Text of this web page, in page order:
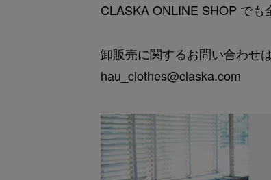
CLASKA ONLINE SHOP でも
卸販売に関するお問い合わせ
hau_clothes@claska.com